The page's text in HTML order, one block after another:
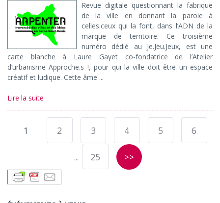
Revue digitale questionnant la fabrique
de la ville en donnant la parole à
celles.ceux qui la font, dans l’ADN de la
marque de territoire. Ce troisième
numéro dédié au Je.Jeu.Jeux, est une
carte blanche à Laure Gayet co-fondatrice de l’Atelier
d’urbanisme Approche.s !, pour qui la ville doit être un espace
créatif et ludique. Cette âme ...
Lire la suite
1 2 3 4 5 6
... 25 >>